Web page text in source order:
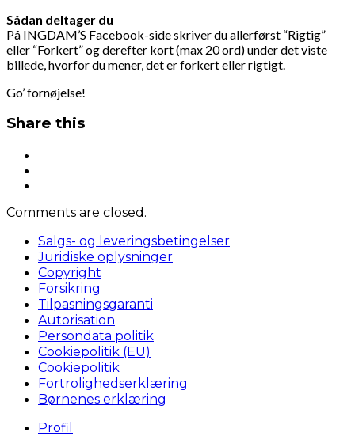
Sådan deltager du
På INGDAM’S Facebook-side skriver du allerførst “Rigtig”
eller “Forkert” og derefter kort (max 20 ord) under det viste
billede, hvorfor du mener, det er forkert eller rigtigt.
Go’ fornøjelse!
Share this
Comments are closed.
Salgs- og leveringsbetingelser
Juridiske oplysninger
Copyright
Forsikring
Tilpasningsgaranti
Autorisation
Persondata politik
Cookiepolitik (EU)
Cookiepolitik
Fortrolighedserklæring
Børnenes erklæring
Profil